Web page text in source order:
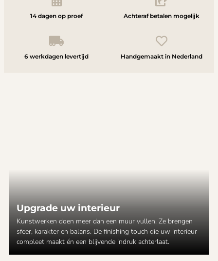
14 dagen op proef Achteraf betalen mogelijk
6 werkdagen levertijd Handgemaakt in Nederland
Upgrade uw interieur
Kunstwerken doen meer dan een muur vullen. Ze brengen
sfeer, karakter en balans. De finishing touch die uw interieur
compleet maakt én een blijvende indruk achterlaat.